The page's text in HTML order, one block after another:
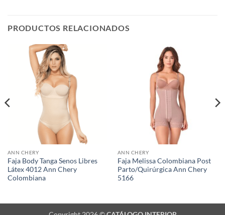
PRODUCTOS RELACIONADOS
ANN CHERY
Faja Body Tanga Senos Libres
Látex 4012 Ann Chery
Colombiana
ANN CHERY
Faja Melissa Colombiana Post
Parto/Quirúrgica Ann Chery
5166